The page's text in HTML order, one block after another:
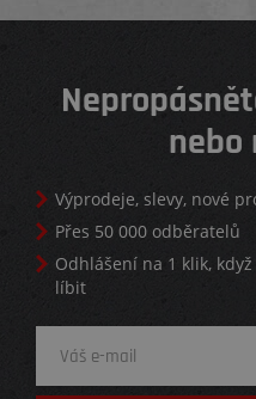
nebo
Výprodeje, slevy, nové
Přes 50 000 odběratelů
Odhlášení na 1 klik,
líbit